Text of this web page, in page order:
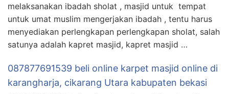
melaksanakan ibadah sholat , masjid untuk tempat
untuk umat muslim mengerjakan ibadah , tentu harus
menyediakan perlengkapan perlengkapan sholat, salah
satunya adalah kapret masjid, kapret masjid …
087877691539 beli online karpet masjid online di
karangharja, cikarang Utara kabupaten bekasi